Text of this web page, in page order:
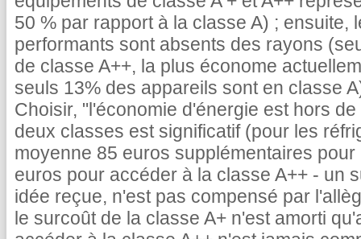
50 % par rapport à la classe A) ; ensuite,
performants sont absents des rayons
de classe A++, la plus économe
seuls 13% des appareils sont en classe
Choisir, "l'économie d'énergie est hors
deux classes est significatif (pour les
moyenne 85 euros supplémentaires
euros pour accéder à la classe A++ - un
idée reçue, n'est pas compensé par
le surcoût de la classe A+ n'est amorti